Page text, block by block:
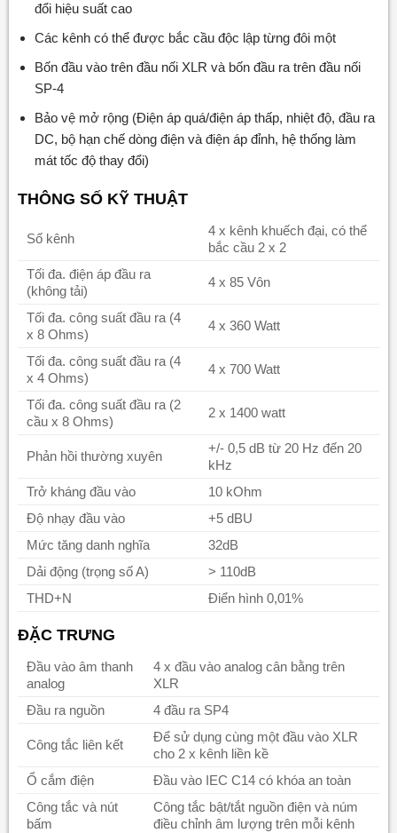
đổi hiệu suất cao
Các kênh có thể được bắc cầu độc lập từng đôi một
Bốn đầu vào trên đầu nối XLR và bốn đầu ra trên đầu nối
SP-4
Bảo vệ mở rộng (Điện áp quá/điện áp thấp, nhiệt độ, đầu ra
DC, bộ hạn chế dòng điện và điện áp đỉnh, hệ thống làm
mát tốc độ thay đổi)
THÔNG SỐKỸTHUẬT
Số kênh
4 x kênh khuếch đại, có thể
bắc cầu 2 x 2
Tối đa. điện áp đầu ra
(không tải)
4 x 85 Vôn
Tối đa. công suất đầu ra (4
x 8 Ohms)
4 x 360 Watt
Tối đa. công suất đầu ra (4
x 4 Ohms)
4 x 700 Watt
Tối đa. công suất đầu ra (2
cầu x 8 Ohms)
2 x 1400 watt
Phản hồi thường xuyên
+/- 0,5 dB từ 20 Hz đến 20
kHz
Trở kháng đầu vào
10 kOhm
Độ nhạy đầu vào
+5 dBU
Mức tăng danh nghĩa
32dB
Dải động (trọng số A)
> 110dB
THD+N
Điển hình 0,01%
ĐẶC TRƯNG
Đầu vào âm thanh
analog
4 x đầu vào analog cân bằng trên
XLR
Đầu ra nguồn
4 đầu ra SP4
Công tắc liên kết
Để sử dụng cùng một đầu vào XLR
cho 2 x kênh liền kề
Ổ cắm điện
Đầu vào IEC C14 có khóa an toàn
Công tắc và nút
bấm
Công tắc bật/tắt nguồn điện và núm
điều chỉnh âm lượng trên mỗi kênh